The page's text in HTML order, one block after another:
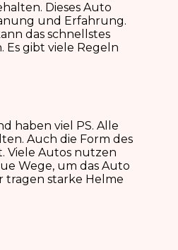
Dieses Auto
und Erfahrung.
das schnellstes
Es gibt viele Regeln
haben viel PS. Alle
Auch die Form des
Viele Autos nutzen
Wege, um das Auto
tragen starke Helme